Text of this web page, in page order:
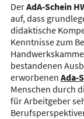
DerAdA-Schein
auf, dass
didaktische
Kenntnisse zum
bestandenen
erworbenen Ada-
Menschen durch
für Arbeitgeber